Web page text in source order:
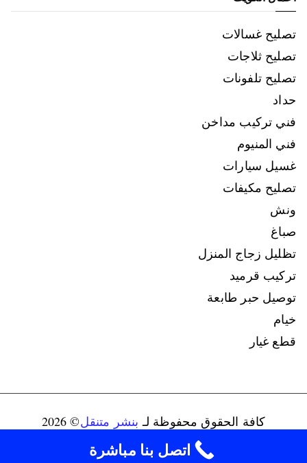
تصليح غسالات
تصليح ثلاجات
تصليح تلفونات
حداد
فني تركيب مداخن
فني المنيوم
غسيل سيارات
تصليح مكيفات
ونش
صباغ
تظليل زجاج المنزل
تركيب قرميد
توصيل حبر طابعة
خيام
قطع غيار
كافة الحقوق محفوظة لـ بنشر متنقل© 2026
connect@ads-kuwait.net
+96598080146‬اتصل بنا مباشرة